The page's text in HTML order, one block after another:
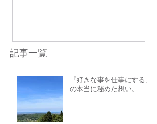
記事一覧
『好きな事を仕事にする』
の本当に秘めた想い。